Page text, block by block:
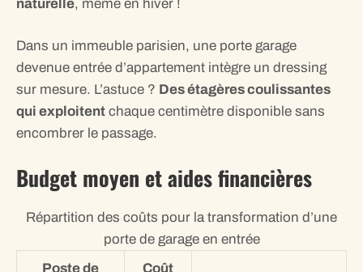
naturelle, même en hiver !
Dans un immeuble parisien, une porte garage
devenue entrée d’appartement intègre un dressing
sur mesure. L’astuce ? Des étagères coulissantes
qui exploitent chaque centimètre disponible sans
encombrer le passage.
Budget moyen et aides financières
Répartition des coûts pour la transformation d’une
porte de garage en entrée
Poste de
Coût